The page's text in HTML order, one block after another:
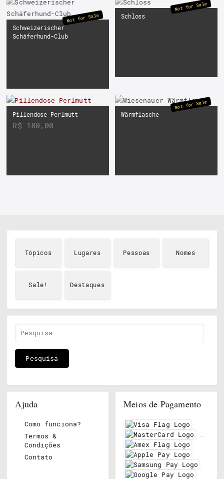
Schweizerischer
Schäferhund-Club
Not for Sale Schloss
Not for Sale
Pillendose Perlmutt
R$ 180,00
Wärmflasche
Not for Sale
Tópicos Lugares Pessoas Nomes
Sale! Destaques
Ajuda
Como funciona?
Termos &
Condições
Contato
Meios de Pagamento